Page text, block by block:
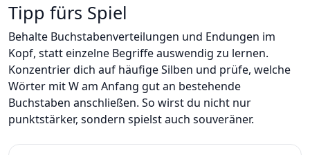
Tipp fürs Spiel
Behalte Buchstabenverteilungen und Endungen im
Kopf, statt einzelne Begriffe auswendig zu lernen.
Konzentrier dich auf häufige Silben und prüfe, welche
Wörter mit W am Anfang gut an bestehende
Buchstaben anschließen. So wirst du nicht nur
punktstärker, sondern spielst auch souveräner.